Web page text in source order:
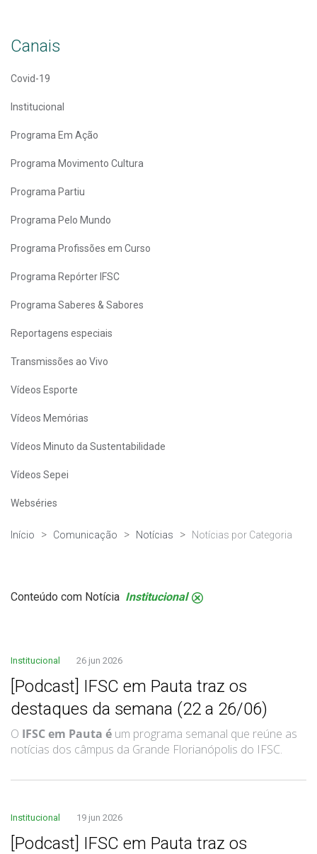
Canais
Covid-19
Institucional
Programa Em Ação
Programa Movimento Cultura
Programa Partiu
Programa Pelo Mundo
Programa Profissões em Curso
Programa Repórter IFSC
Programa Saberes & Sabores
Reportagens especiais
Transmissões ao Vivo
Vídeos Esporte
Vídeos Memórias
Vídeos Minuto da Sustentabilidade
Vídeos Sepei
Webséries
Início Comunicação Notícias Notícias por Categoria
Conteúdo com Notícia Institucional .
Institucional 26 jun 2026
[Podcast] IFSC em Pauta traz os
destaques da semana (22 a 26/06)
O IFSC em Pauta é um programa semanal que reúne as
notícias dos câmpus da Grande Florianópolis do IFSC.
Institucional 19 jun 2026
[Podcast] IFSC em Pauta traz os